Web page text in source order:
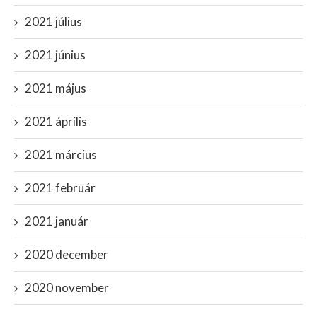
2021 július
2021 június
2021 május
2021 április
2021 március
2021 február
2021 január
2020 december
2020 november